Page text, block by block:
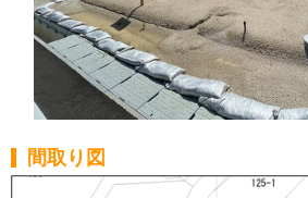
間取り図